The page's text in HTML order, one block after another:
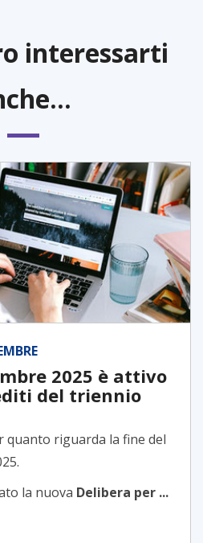
interessarti
2025 è attivo
del triennio
riguarda la fine del
la nuova Delibera per ...